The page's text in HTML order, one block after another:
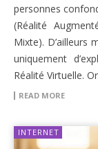
personnes
(Réalité
Mixte). D’ailleurs
uniquement
Réalité Virtuelle.
READ MORE
INTERNET